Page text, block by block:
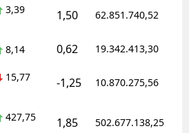
Aksaray
Batman
3,39 1,50 62.851.740,52
8,14 0,62 19.342.413,30
15,77 -1,25 10.870.275,56
427,75 1,85 502.677.138,25